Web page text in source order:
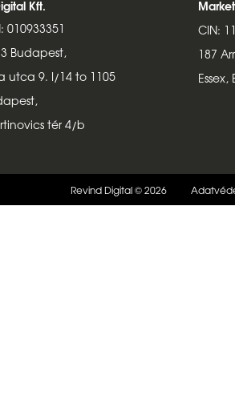
Kft.
010933351
Budapest,
utca 9. I/14 to 1105
tér 4/b
CIN:
187
Revind Digital © 2026